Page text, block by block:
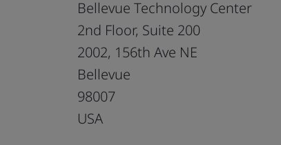
Bellevue Technology Center
2nd Floor, Suite 200
2002, 156th Ave NE
Bellevue
98007
USA